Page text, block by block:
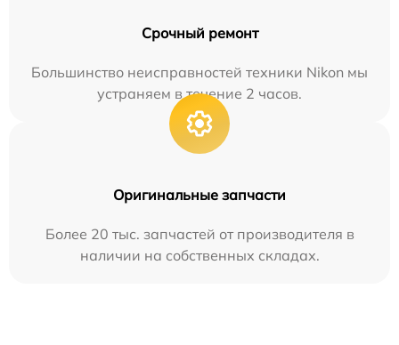
Срочный ремонт
Большинство неисправностей техники Nikon мы
устраняем в течение 2 часов.
Оригинальные запчасти
Более 20 тыс. запчастей от производителя в
наличии на собственных складах.